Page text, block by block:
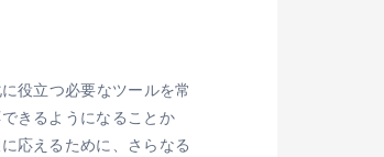
役立つ必要なツールを常
きるようになることか
応えるために、さらなる